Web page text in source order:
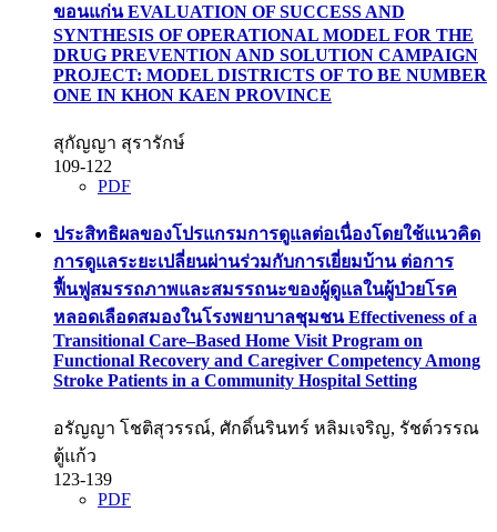
ขอนแก่นEVALUATION OF SUCCESS AND
SYNTHESIS OF OPERATIONAL MODEL FOR THE
DRUG PREVENTION AND SOLUTION CAMPAIGN
PROJECT: MODEL DISTRICTS OF TO BE NUMBER
ONE IN KHON KAEN PROVINCE
สุกัญญา สุรารักษ์
109-122
PDF
ประสิทธิผลของโปรแกรมการดูแลต่อเนื่องโดยใช้แนวคิด
การดูแลระยะเปลี่ยนผ่านร่วมกับการเยี่ยมบ้าน ต่อการ
ฟื้นฟูสมรรถภาพและสมรรถนะของผู้ดูแลในผู้ป่วยโรค
หลอดเลือดสมองในโรงพยาบาลชุมชนEffectiveness of a
Transitional Care–Based Home Visit Program on
Functional Recovery and Caregiver Competency Among
Stroke Patients in a Community Hospital Setting
อรัญญา โชติสุวรรณ์, ศักดิ์นรินทร์ หลิมเจริญ, รัชต์วรรณ
ตู้แก้ว
123-139
PDF